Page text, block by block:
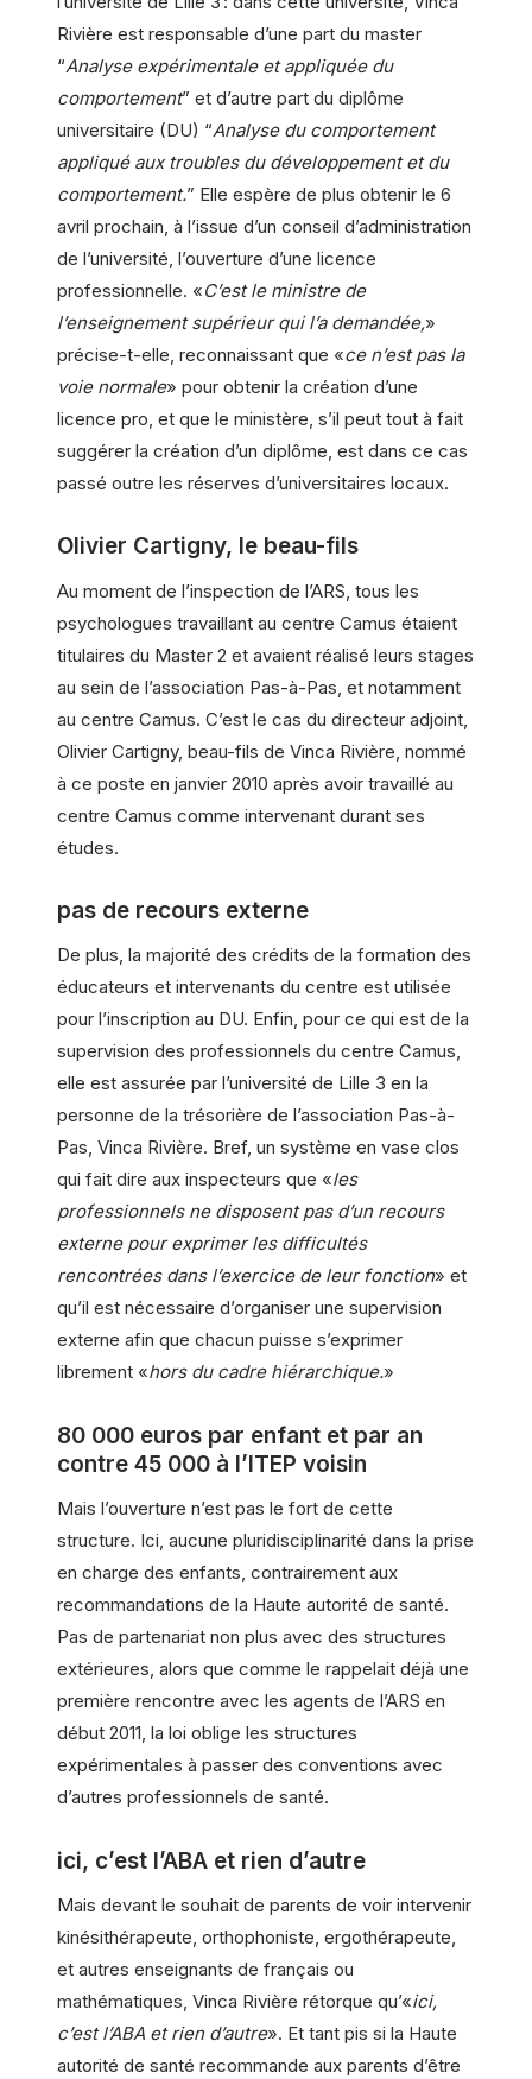
Rivière est responsable d’une part du master
“Analyse expérimentale et appliquée du
comportement” et d’autre part du diplôme
universitaire (DU) “Analyse du comportement
appliqué aux troubles du développement et du
comportement.” Elle espère de plus obtenir le 6
avril prochain, à l’issue d’un conseil d’administration
de l’université, l’ouverture d’une licence
professionnelle. «C’est le ministre de
l’enseignement supérieur qui l’a demandée,»
précise-t-elle, reconnaissant que «ce n’est pas la
voie normale» pour obtenir la création d’une
licence pro, et que le ministère, s’il peut tout à fait
suggérer la création d’un diplôme, est dans ce cas
passé outre les réserves d’universitaires locaux.
Olivier Cartigny, le beau-fils
Au moment de l’inspection de l’ARS, tous les
psychologues travaillant au centre Camus étaient
titulaires du Master 2 et avaient réalisé leurs stages
au sein de l’association Pas-à-Pas, et notamment
au centre Camus. C’est le cas du directeur adjoint,
Olivier Cartigny, beau-fils de Vinca Rivière, nommé
à ce poste en janvier 2010 après avoir travaillé au
centre Camus comme intervenant durant ses
études.
pas de recours externe
De plus, la majorité des crédits de la formation des
éducateurs et intervenants du centre est utilisée
pour l’inscription au DU. Enfin, pour ce qui est de la
supervision des professionnels du centre Camus,
elle est assurée par l’université de Lille 3 en la
personne de la trésorière de l’association Pas-à-
Pas, Vinca Rivière. Bref, un système en vase clos
qui fait dire aux inspecteurs que «les
professionnels ne disposent pas d’un recours
externe pour exprimer les difficultés
rencontrées dans l’exercice de leur fonction» et
qu’il est nécessaire d’organiser une supervision
externe afin que chacun puisse s’exprimer
librement «hors du cadre hiérarchique.»
80 000 euros par enfant et par an
contre 45 000 à l’ITEP voisin
Mais l’ouverture n’est pas le fort de cette
structure. Ici, aucune pluridisciplinarité dans la prise
en charge des enfants, contrairement aux
recommandations de la Haute autorité de santé.
Pas de partenariat non plus avec des structures
extérieures, alors que comme le rappelait déjà une
première rencontre avec les agents de l’ARS en
début 2011, la loi oblige les structures
expérimentales à passer des conventions avec
d’autres professionnels de santé.
ici, c’est l’ABA et rien d’autre
Mais devant le souhait de parents de voir intervenir
kinésithérapeute, orthophoniste, ergothérapeute,
et autres enseignants de français ou
mathématiques, Vinca Rivière rétorque qu’«ici,
c’est l’ABA et rien d’autre». Et tant pis si la Haute
autorité de santé recommande aux parents d’être